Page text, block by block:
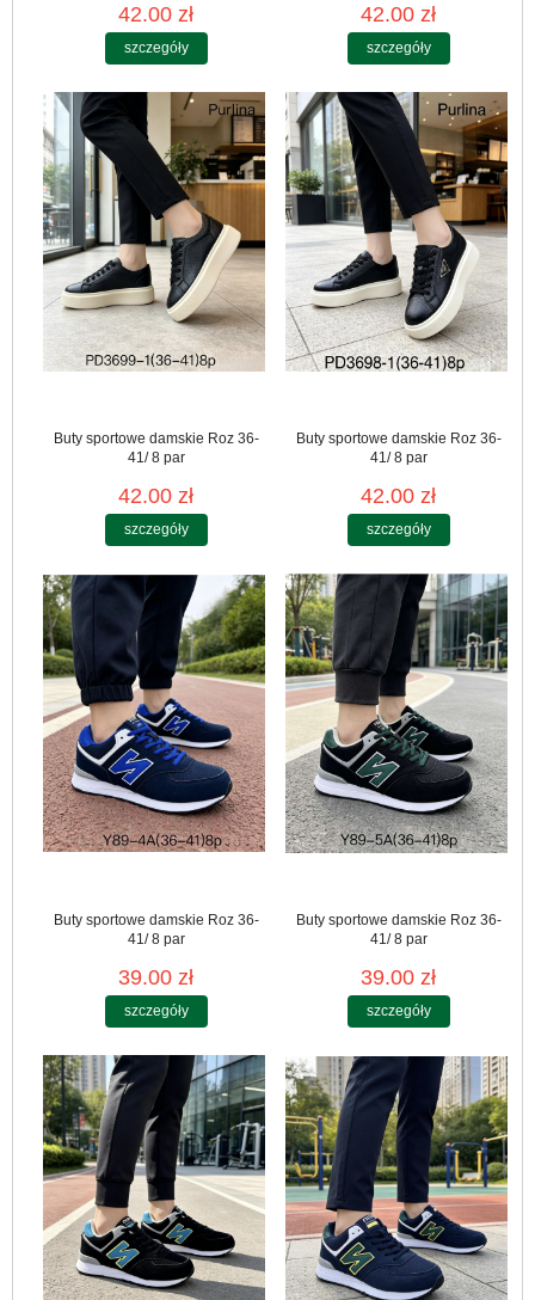
42.00 zł
szczegóły
42.00 zł
szczegóły
Buty sportowe damskie Roz 36-
41/ 8 par
42.00 zł
szczegóły
Buty sportowe damskie Roz 36-
41/ 8 par
42.00 zł
szczegóły
Buty sportowe damskie Roz 36-
41/ 8 par
39.00 zł
szczegóły
Buty sportowe damskie Roz 36-
41/ 8 par
39.00 zł
szczegóły